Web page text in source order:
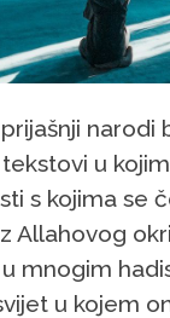
u
s kojima se
Allahovog
u mnogim
u kojem